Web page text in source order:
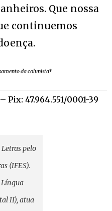
Que nossa
continuemos
da colunista*
47.964.551/0001-39
pelo
(IFES).
II), atua